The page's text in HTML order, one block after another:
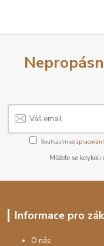
Souhlasím se
Můžete se
Informace pro
O nás